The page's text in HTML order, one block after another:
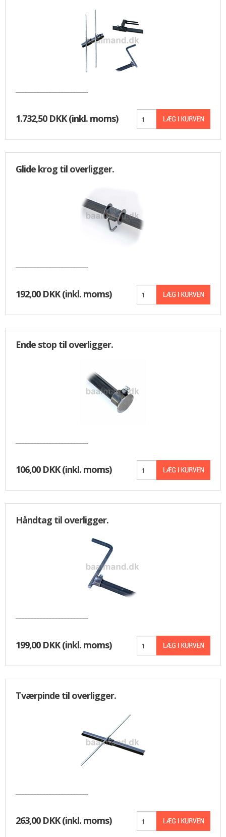
1.732,50 DKK(inkl. moms)
Glide krog til overligger.
192,00 DKK(inkl. moms)
Ende stop til overligger.
106,00 DKK(inkl. moms)
Håndtag til overligger.
199,00 DKK(inkl. moms)
Tværpinde til overligger.
263,00 DKK(inkl. moms)